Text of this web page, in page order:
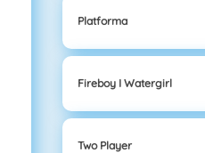
Platforma
Fireboy I Watergirl
Two Player